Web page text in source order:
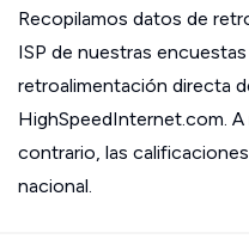
Recopilamos datos de
ISP de nuestras
retroalimentación directa
HighSpeedInternet.com.
contrario, las
nacional.